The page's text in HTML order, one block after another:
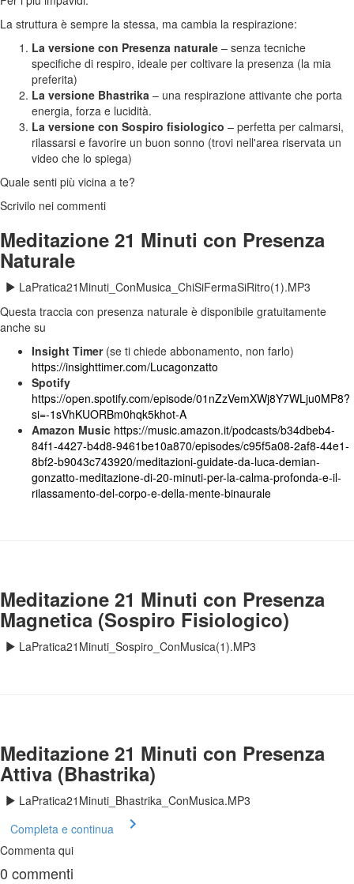
La struttura è sempre la stessa, ma cambia la respirazione:
La versione con Presenza naturale – senza tecniche
specifiche di respiro, ideale per coltivare la presenza (la mia
preferita)
La versione Bhastrika – una respirazione attivante che porta
energia, forza e lucidità.
La versione con Sospiro fisiologico – perfetta per calmarsi,
rilassarsi e favorire un buon sonno (trovi nell'area riservata un
video che lo spiega)
Quale senti più vicina a te?
Scrivilo nei commenti
Meditazione 21 Minuti con Presenza
Naturale
LaPratica21Minuti_ConMusica_ChiSiFermaSiRitro(1).MP3
Questa traccia con presenza naturale è disponibile gratuitamente
anche su
Insight Timer(se ti chiede abbonamento, non farlo)
https://insighttimer.com/Lucagonzatto
Spotify
https://open.spotify.com/episode/01nZzVemXWj8Y7WLju0MP8?
si=-1sVhKUORBm0hqk5khot-A
Amazon Music https://music.amazon.it/podcasts/b34dbeb4-
84f1-4427-b4d8-9461be10a870/episodes/c95f5a08-2af8-44e1-
8bf2-b9043c743920/meditazioni-guidate-da-luca-demian-
gonzatto-meditazione-di-20-minuti-per-la-calma-profonda-e-il-
rilassamento-del-corpo-e-della-mente-binaurale
Meditazione 21 Minuti con Presenza
Magnetica (Sospiro Fisiologico)
LaPratica21Minuti_Sospiro_ConMusica(1).MP3
Meditazione 21 Minuti con Presenza
Attiva (Bhastrika)
LaPratica21Minuti_Bhastrika_ConMusica.MP3
Completa e continua
Commenta qui
0 commenti